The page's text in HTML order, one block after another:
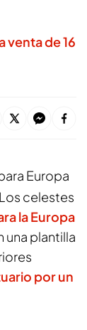
venta de 16
Europa
celestes
la Europa
una plantilla
por un